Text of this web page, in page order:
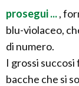
prosegui ...,
blu-violaceo,
di numero.
I grossi
bacche che si